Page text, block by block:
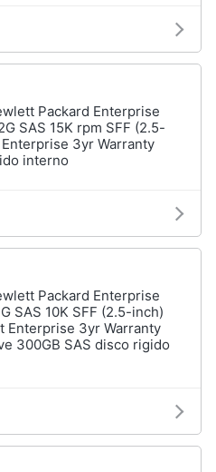
Packard Enterprise
SAS 15K rpm SFF (2.5-
3yr Warranty
interno
Packard Enterprise
SAS 10K SFF (2.5-inch)
Enterprise 3yr Warranty
300GB SAS disco rigido